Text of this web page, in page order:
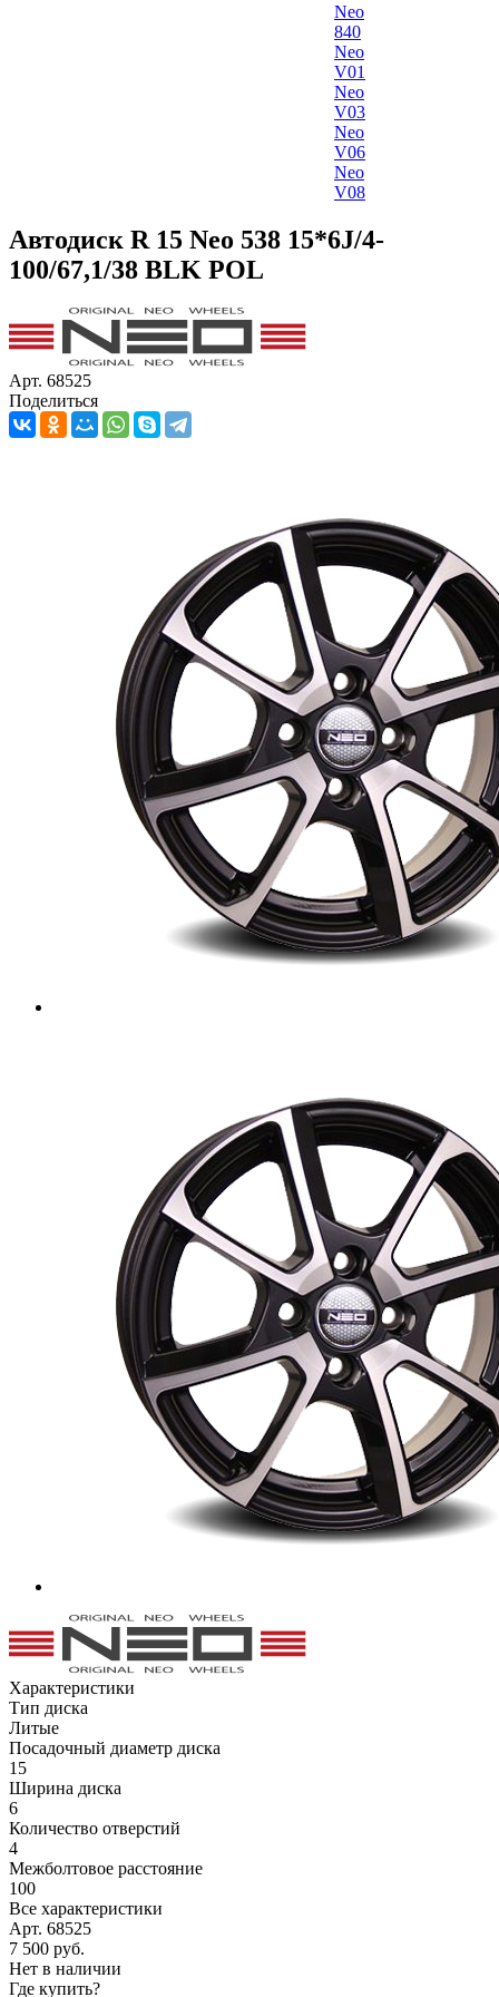
Neo
840
Neo
V01
Neo
V03
Neo
V06
Neo
V08
Автодиск R 15 Neo 538 15*6J/4-
100/67,1/38 BLK POL
Арт. 68525
Поделиться
Характеристики
Тип диска
Литые
Посадочный диаметр диска
15
Ширина диска
6
Количество отверстий
4
Межболтовое расстояние
100
Все характеристики
Арт. 68525
7 500 руб.
Нет в наличии
Где купить?